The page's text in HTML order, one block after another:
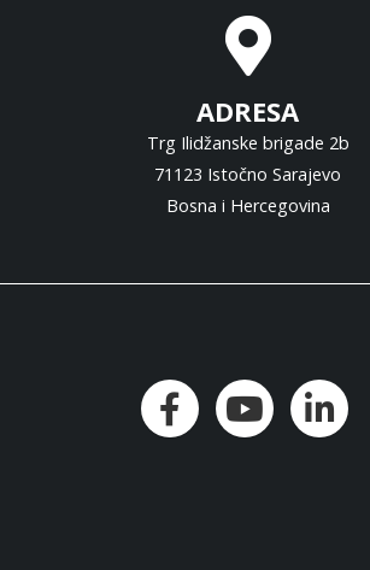
ADRESA
Trg Ilidžanske brigade 2b
71123 Istočno Sarajevo
Bosna i Hercegovina